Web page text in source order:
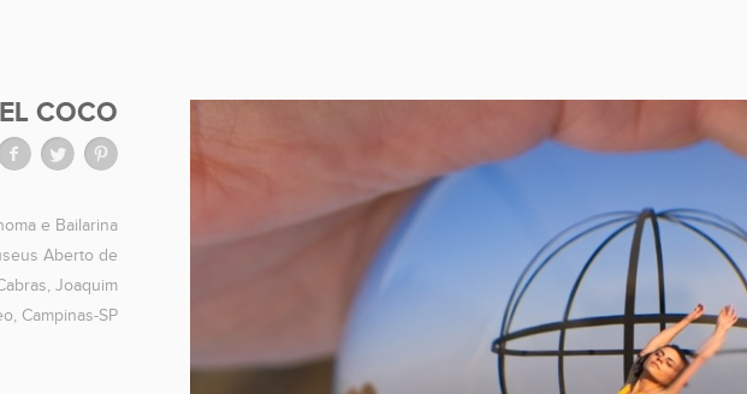
COCO
e Bailarina
Aberto de
Joaquim
Campinas-SP